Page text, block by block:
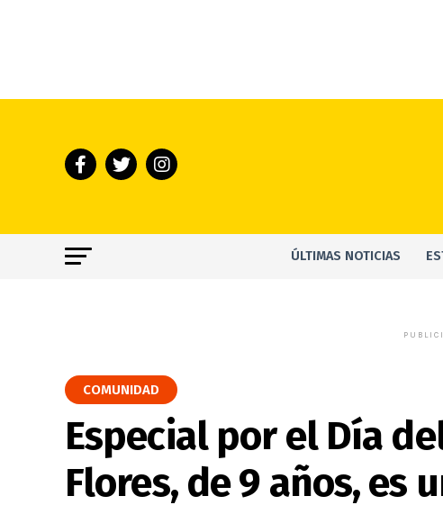
ÚLTIMAS NOTICIAS
COMUNIDAD
Especial por el Día
Flores, de 9 años, es